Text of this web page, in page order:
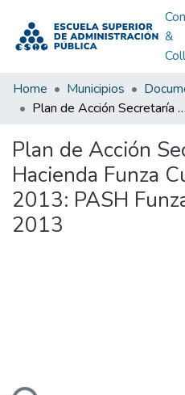
&
Home Municipios
Plan de Acción Secretaría de Hacienda Funza Cundinamarca 2013: PASH Funza Cundinamarca 2013
Plan de Acción
Hacienda Funza
2013: PASH
2013